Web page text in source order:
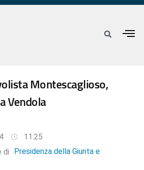
Montescaglioso,
Vendola
11:25
di
Presidenza della Giunta e